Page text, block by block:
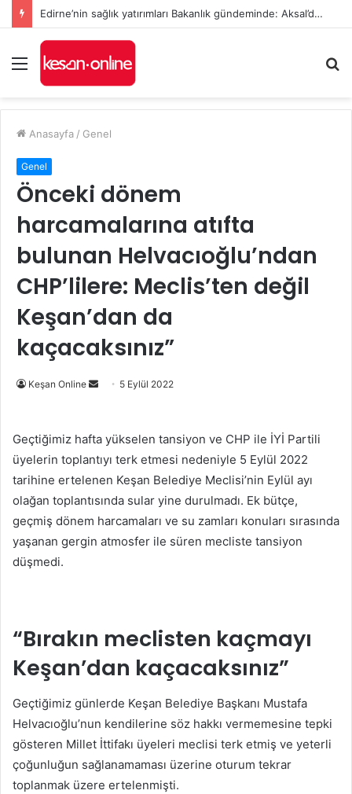
Anıl Çakır, YENİ Parti’nin Keşan’daki Kurucu İlçe Başkanı oldu
Menü
...
Anasayfa / Genel
Genel
Önceki dönem
harcamalarına atıfta
bulunan Helvacıoğlu’ndan
CHP’lilere: Meclis’ten değil
Keşan’dan da
kaçacaksınız”
Keşan Online
Bir
göndermek
5 Eylül 2022
Geçtiğimiz hafta yükselen tansiyon ve CHP ile İYİ Partili
üyelerin toplantıyı terk etmesi nedeniyle 5 Eylül 2022
tarihine ertelenen Keşan Belediye Meclisi’nin Eylül ayı
olağan toplantısında sular yine durulmadı. Ek bütçe,
geçmiş dönem harcamaları ve su zamları konuları sırasında
yaşanan gergin atmosfer ile süren mecliste tansiyon
düşmedi.
“Bırakın meclisten kaçmayı
Keşan’dan kaçacaksınız”
Geçtiğimiz günlerde Keşan Belediye Başkanı Mustafa
Helvacıoğlu’nun kendilerine söz hakkı vermemesine tepki
gösteren Millet İttifakı üyeleri meclisi terk etmiş ve yeterli
çoğunluğun sağlanamaması üzerine oturum tekrar
toplanmak üzere ertelenmişti.